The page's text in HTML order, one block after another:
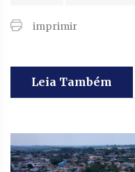
imprimir
Leia Também